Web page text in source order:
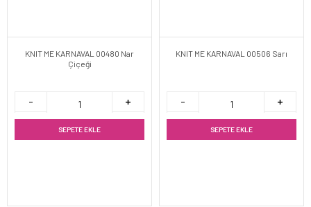
KNIT ME KARNAVAL 00480 Nar
Çiçeği
SEPETE EKLE
KNIT ME KARNAVAL 00506 Sarı
SEPETE EKLE